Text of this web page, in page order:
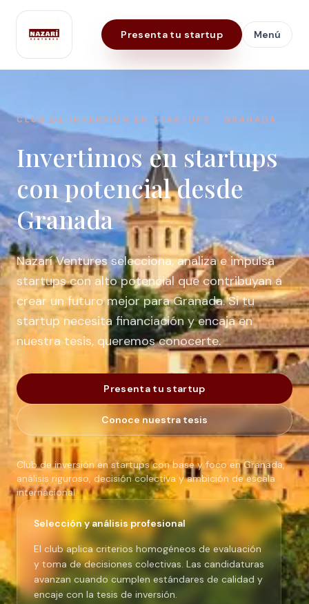
Nazarí Ventures Presenta tu startup Menú
CLUB DE INVERSIÓN EN STARTUPS · GRANADA
Invertimos en startups
con potencial desde
Granada
Nazarí Ventures selecciona, analiza e impulsa
startups con alto potencial que contribuyan a
crear un futuro mejor para Granada. Si tu
startup necesita financiación y encaja en
nuestra tesis, queremos conocerte.
Presenta tu startup
Conoce nuestra tesis
Club de inversión en startups con base y foco en Granada,
análisis riguroso, decisión colectiva y ambición de escala
internacional.
Selección y análisis profesional
El club aplica criterios homogéneos de evaluación
y toma de decisiones colectivas. Las candidaturas
avanzan cuando cumplen estándares de calidad y
encaje con la tesis de inversión.